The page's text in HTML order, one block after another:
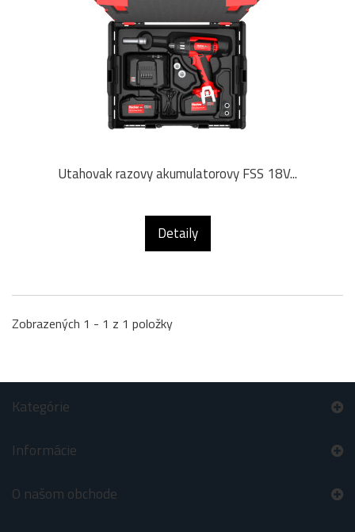
Utahovak razovy akumulatorovy FSS 18V...
Detaily
Zobrazených 1 - 1 z 1 položky
Kategórie
Informácie
O našom obchode